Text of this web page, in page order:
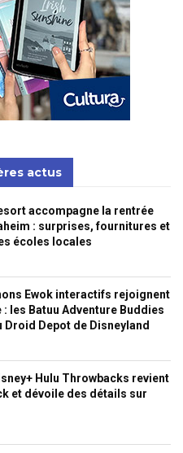
actus
accompagne la rentrée
: surprises, fournitures et
écoles locales
Ewok interactifs rejoignent
: les Batuu Adventure Buddies
Droid Depot de Disneyland
Hulu Throwbacks revient
et dévoile des détails sur